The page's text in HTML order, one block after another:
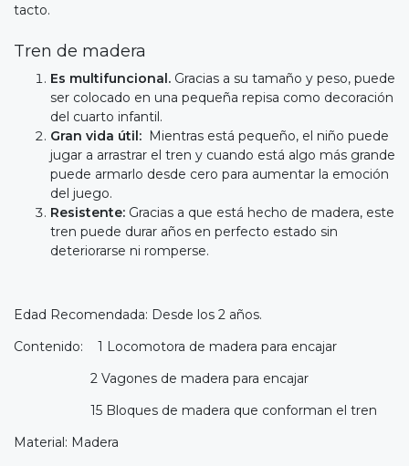
tacto.
Tren de madera
Es multifuncional. Gracias a su tamaño y peso, puede
ser colocado en una pequeña repisa como decoración
del cuarto infantil.
Gran vida útil: Mientras está pequeño, el niño puede
jugar a arrastrar el tren y cuando está algo más grande
puede armarlo desde cero para aumentar la emoción
del juego.
Resistente: Gracias a que está hecho de madera, este
tren puede durar años en perfecto estado sin
deteriorarse ni romperse.
Edad Recomendada: Desde los 2 años.
Contenido: 1 Locomotora de madera para encajar
2 Vagones de madera para encajar
15 Bloques de madera que conforman el tren
Material: Madera